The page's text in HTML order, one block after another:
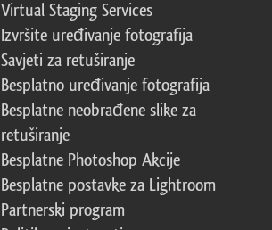
Virtual Staging Services
Izvršite uređivanje fotografija
Savjeti za retuširanje
Besplatno uređivanje fotografija
Besplatne neobrađene slike za
retuširanje
Besplatne Photoshop Akcije
Besplatne postavke za Lightroom
Partnerski program